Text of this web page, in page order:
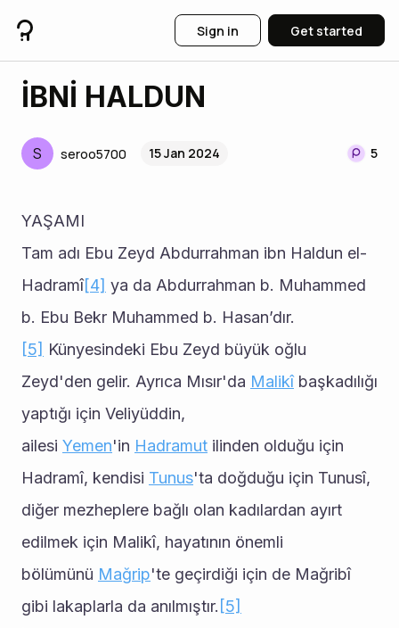
Sign in Get started
İBNİ HALDUN
S seroo5700 15 Jan 2024 5
YAŞAMI
Tam adı Ebu Zeyd Abdurrahman ibn Haldun el-
Hadramî[4] ya da Abdurrahman b. Muhammed
b. Ebu Bekr Muhammed b. Hasan’dır.
[5] Künyesindeki Ebu Zeyd büyük oğlu
Zeyd'den gelir. Ayrıca Mısır'da Malikî başkadılığı
yaptığı için Veliyüddin,
ailesi Yemen'in Hadramut ilinden olduğu için
Hadramî, kendisi Tunus'ta doğduğu için Tunusî,
diğer mezheplere bağlı olan kadılardan ayırt
edilmek için Malikî, hayatının önemli
bölümünü Mağrip'te geçirdiği için de Mağribî
gibi lakaplarla da anılmıştır. [5]